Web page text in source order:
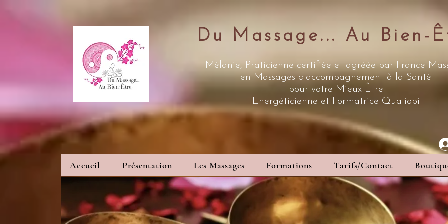
Du Massage... Au Bien-
Mélanie, Praticienne certifiée et agréée par France
en Massages d'accompagnement à la Santé
pour votre Mieux-Être
Energéticienne et Formatrice Qualiopi
Accueil Présentation Les Massages Formations Tarifs/Contact